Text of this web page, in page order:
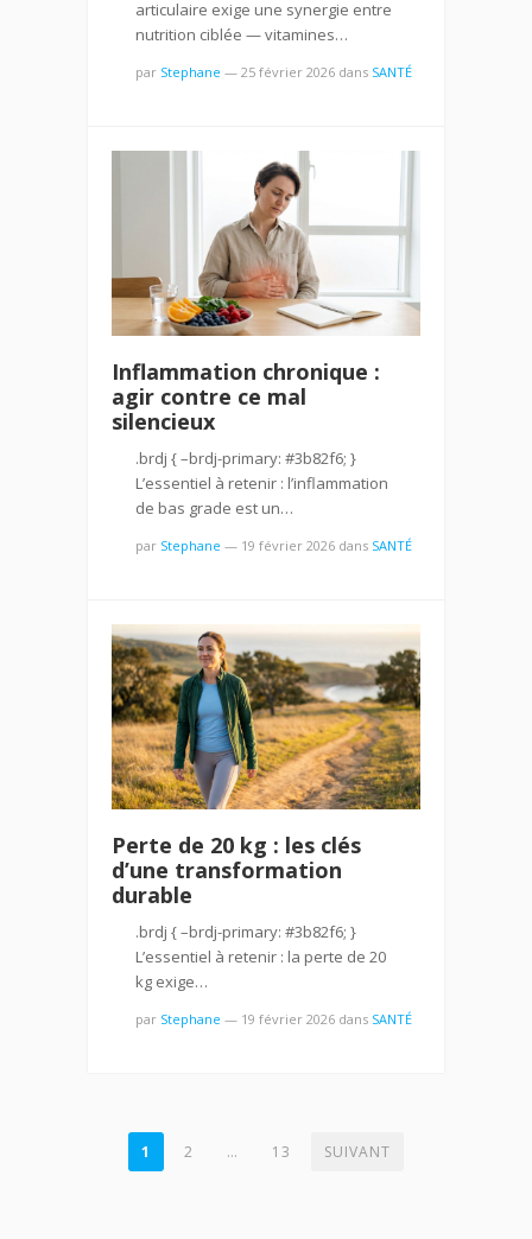
articulaire exige une synergie entre
nutrition ciblée — vitamines…
par Stephane — 25 février 2026 dans SANTÉ
Inflammation chronique :
agir contre ce mal
silencieux
.brdj { –brdj-primary: #3b82f6; }
L’essentiel à retenir : l’inflammation
de bas grade est un…
par Stephane — 19 février 2026 dans SANTÉ
Perte de 20 kg : les clés
d’une transformation
durable
.brdj { –brdj-primary: #3b82f6; }
L’essentiel à retenir : la perte de 20
kg exige…
par Stephane — 19 février 2026 dans SANTÉ
PAGINATION
1 2 … 13 SUIVANT